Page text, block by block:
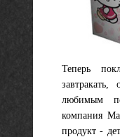
Теперь
любимым
компания
продукт -